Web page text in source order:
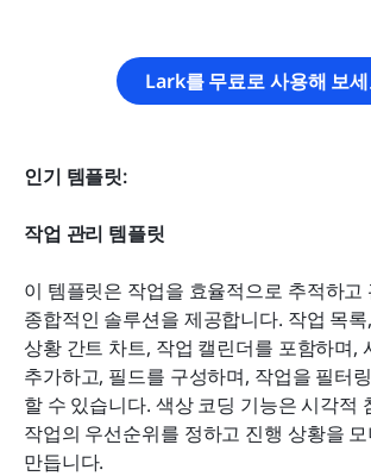
Lark를 무료로 사용해 보
인기 템플릿:
작업 관리 템플릿
이 템플릿은 작업을 효율적으로 추적하고
종합적인 솔루션을 제공합니다. 작업 목
상황 간트 차트, 작업 캘린더를 포함하며,
추가하고, 필드를 구성하며, 작업을 필터
할 수 있습니다. 색상 코딩 기능은 시각적
작업의 우선순위를 정하고 진행 상황을
만듭니다.